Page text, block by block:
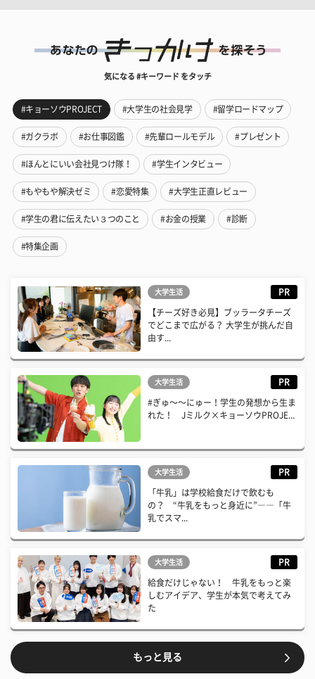
気になる #キーワード をタッチ
#キョーソウPROJECT #大学生の社会見学 #留学ロードマップ
#ガクラボ #お仕事図鑑 #先輩ロールモデル #プレゼント
#ほんとにいい会社見つけ隊！ #学生インタビュー
#もやもや解決ゼミ #恋愛特集 #大学生正直レビュー
#学生の君に伝えたい３つのこと #お金の授業 #診断
#特集企画
大学生活 PR
【チーズ好き必見】ブッラータチーズ
でどこまで広がる？ 大学生が挑んだ自
由す...
大学生活 PR
#ぎゅ〜〜にゅー！学生の発想から生ま
れた！ Jミルク×キョーソウPROJE...
大学生活 PR
「牛乳」は学校給食だけで飲むも
の？ “牛乳をもっと身近に”――「牛
乳でスマ...
大学生活 PR
給食だけじゃない！ 牛乳をもっと楽
しむアイデア、学生が本気で考えてみ
た
もっと見る